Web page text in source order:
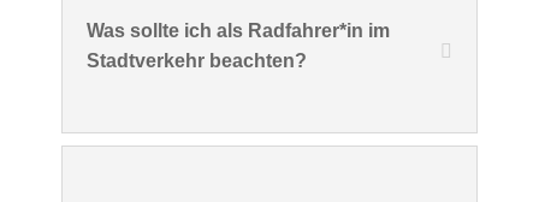
Was sollte ich als Radfahrer*in im
Stadtverkehr beachten?